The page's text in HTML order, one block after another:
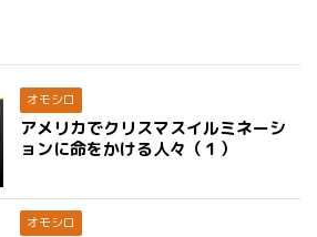
オモシロ
アメリカでクリスマスイルミネーシ
ョンに命をかける人々（１）
オモシロ